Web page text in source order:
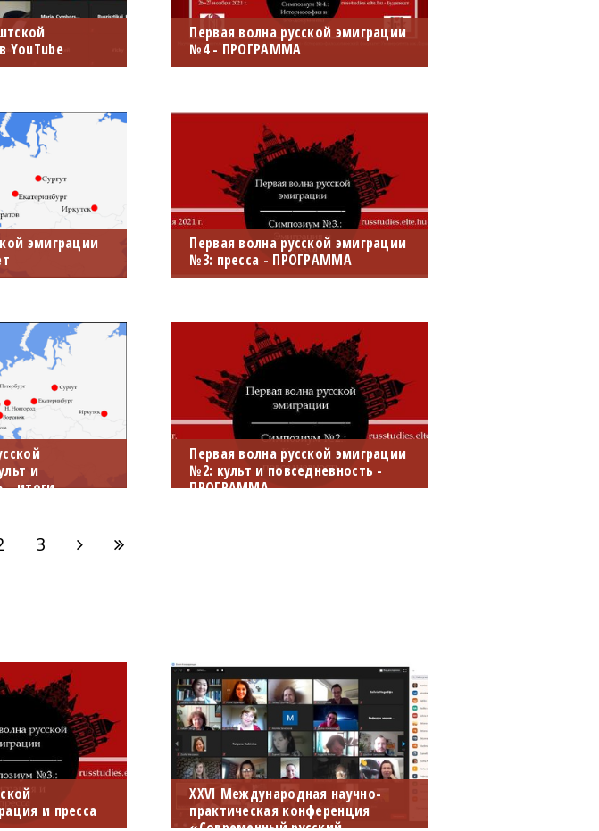
YouTube
волне
опубликованы
БРЦ.
Первая волна русской эмиграции
№4 - ПРОГРАММА
международной
интердисциплинарной
конференции, которая состоится
26-27 ноября 2021 г. в зуме.
эмиграции
серии
волна
пресса».
Первая волна русской эмиграции
№3: пресса - ПРОГРАММА
№3 "Первая волна русской
эмиграции: пресса" состоится 16
июля 2021 г.
и
- итоги
волна
Первая волна русской эмиграции
№2: культ и повседневность -
ПРОГРАММА
3
и пресса
ХXVI Международная научно-
практическая конференция